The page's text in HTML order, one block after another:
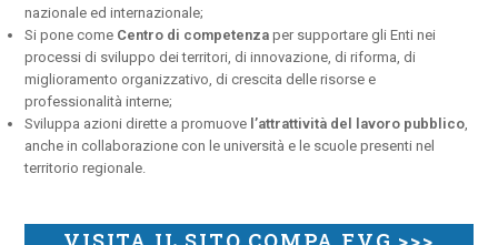
nazionale ed internazionale;
Si pone come Centro di competenza per supportare gli Enti nei
processi di sviluppo dei territori, di innovazione, di riforma, di
miglioramento organizzativo, di crescita delle risorse e
professionalità interne;
Sviluppa azioni dirette a promuove l’attrattività del lavoro pubblico
anche in collaborazione con le università e le scuole presenti nel
territorio regionale.